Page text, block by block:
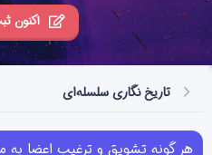
اکنون
تاریخ نگاری سلسله‌ای
هر گونه تشویق و ترغیب اعضا به